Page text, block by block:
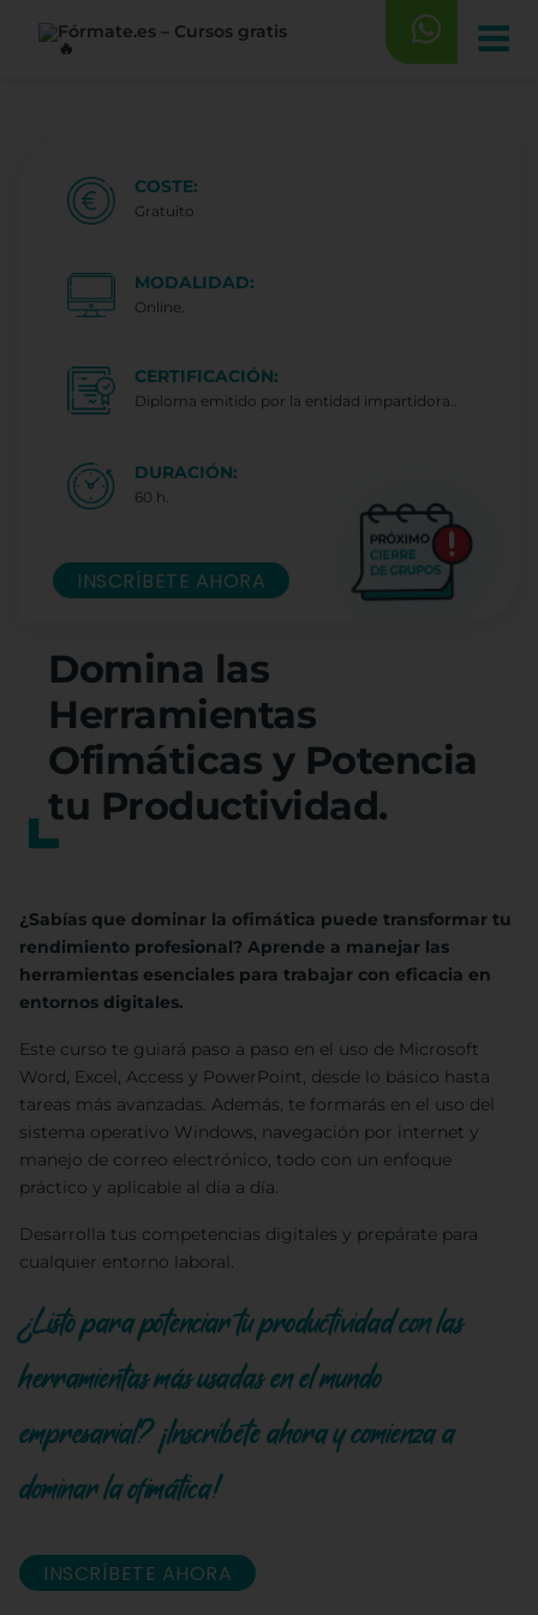
Domina las
Herramientas
Ofimáticas y Potencia
tu Productividad.
¿Sabías que dominar la ofimática puede transformar tu
rendimiento profesional? Aprende a manejar las
herramientas esenciales para trabajar con eficacia en
entornos digitales.
Este curso te guiará paso a paso en el uso de Microsoft
Word, Excel, Access y PowerPoint, desde lo básico hasta
tareas más avanzadas. Además, te formarás en el uso del
sistema operativo Windows, navegación por internet y
manejo de correo electrónico, todo con un enfoque
práctico y aplicable al día a día.
Desarrolla tus competencias digitales y prepárate para
cualquier entorno laboral.
¿Listo para potenciar tu productividad con las
herramientas más usadas en el mundo
empresarial? ¡Inscríbete ahora y comienza a
dominar la ofimática!
INSCRÍBETE AHORA
COSTE:
Gratuito
MODALIDAD:
Online.
CERTIFICACIÓN:
Diploma emitido por la entidad impartidora..
DURACIÓN:
60 h.
INSCRÍBETE AHORA